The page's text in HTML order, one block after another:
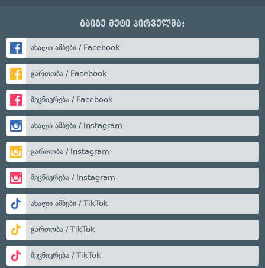
გაიგე მეტი პირველმა:
ახალი ამბები / Facebook
გართობა / Facebook
მეცნიერება / Facebook
ახალი ამბები / Instagram
გართობა / Instagram
მეცნიერება / Instagram
ახალი ამბები / TikTok
გართობა / TikTok
მეცნიერება / TikTok